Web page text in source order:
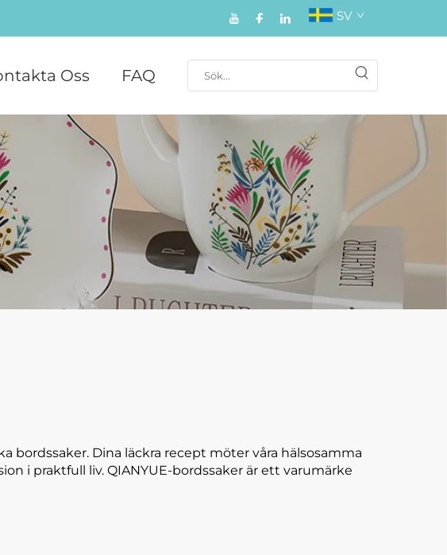
SV
Oss FAQ
bordssaker. Dina läckra recept möter våra hälsosamma
i praktfull liv. QIANYUE-bordssaker är ett varumärke